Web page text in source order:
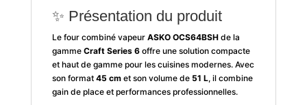
✨ Présentation du produit
Le four combiné vapeur ASKO OCS64BSHde la
gamme Craft Series 6offre une solution compacte
et haut de gamme pour les cuisines modernes. Avec
son format 45 cmet son volume de 51 L, il combine
gain de place et performances professionnelles.